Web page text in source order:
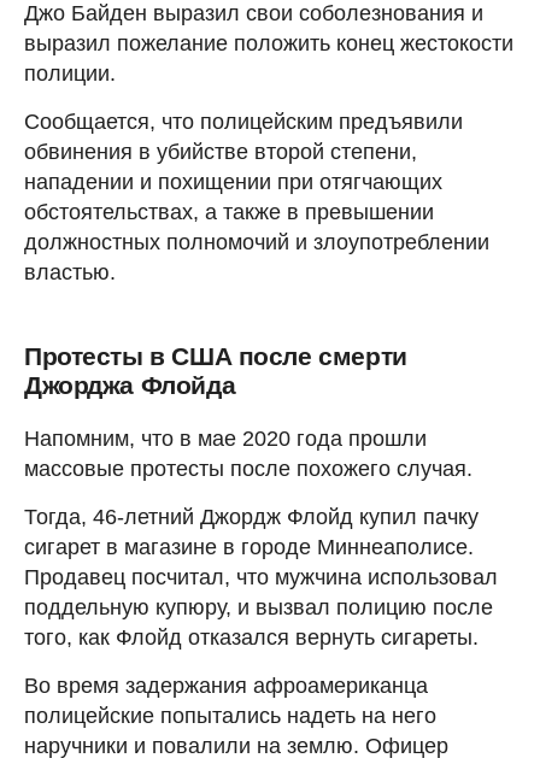
Джо Байден выразил свои соболезнования и
выразил пожелание положить конец жестокости
полиции.
Сообщается, что полицейским предъявили
обвинения в убийстве второй степени,
нападении и похищении при отягчающих
обстоятельствах, а также в превышении
должностных полномочий и злоупотреблении
властью.
Протесты в США после смерти
Джорджа Флойда
Напомним, что в мае 2020 года прошли
массовые протесты после похожего случая.
Тогда, 46-летний Джордж Флойд купил пачку
сигарет в магазине в городе Миннеаполисе.
Продавец посчитал, что мужчина использовал
поддельную купюру, и вызвал полицию после
того, как Флойд отказался вернуть сигареты.
Во время задержания афроамериканца
полицейские попытались надеть на него
наручники и повалили на землю. Офицер